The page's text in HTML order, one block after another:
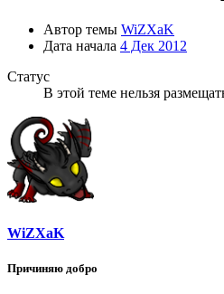
Автор темы WiZXaK
Дата начала 4 Дек 2012
Статус
В этой теме нельзя
WiZXaK
Причиняю добро